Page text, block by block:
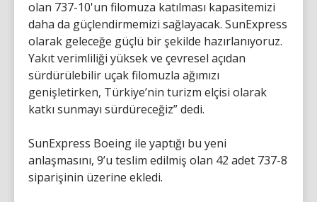
olan 737-10'un filomuza katılması kapasitemizi
daha da güçlendirmemizi sağlayacak. SunExpress
olarak geleceğe güçlü bir şekilde hazırlanıyoruz.
Yakıt verimliliği yüksek ve çevresel açıdan
sürdürülebilir uçak filomuzla ağımızı
genişletirken, Türkiye’nin turizm elçisi olarak
katkı sunmayı sürdüreceğiz” dedi.
SunExpress Boeing ile yaptığı bu yeni
anlaşmasını, 9’u teslim edilmiş olan 42 adet 737-8
siparişinin üzerine ekledi.